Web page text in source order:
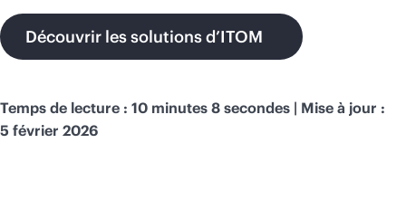
Découvrir les solutions d’ITOM
Temps de lecture : 10 minutes 8 secondes | Mise à jour :
5 février 2026